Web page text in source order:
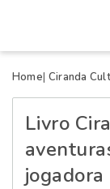
Home Ciranda
Livro